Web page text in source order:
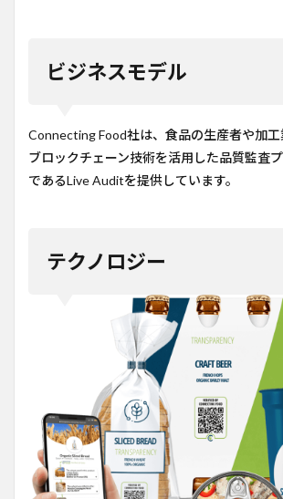
ビジネスモデル
Connecting Food社は、食品の生産者や加工
ブロックチェーン技術を活用した品質監査
であるLive Auditを提供しています。
テクノロジー